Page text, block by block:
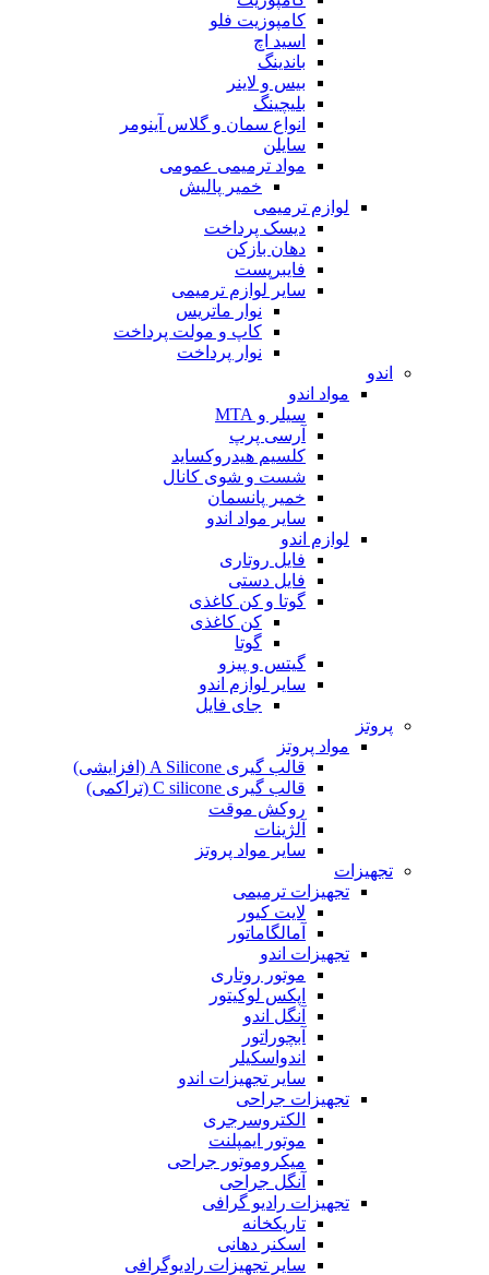
کامپوزیت فلو
اسید اچ
باندینگ
بیس و لاینر
بلیچینگ
انواع سمان و گلاس آینومر
سایلن
مواد ترمیمی عمومی
خمیر پالیش
لوازم ترمیمی
دیسک پرداخت
دهان بازکن
فایبرپست
سایر لوازم ترمیمی
نوار ماتریس
کاپ و مولت پرداخت
نوار پرداخت
اندو
مواد اندو
سیلر و MTA
آرسی پرپ
کلسیم هیدروکساید
شست و شوی کانال
خمیر پانسمان
سایر مواد اندو
لوازم اندو
فایل روتاری
فایل دستی
گوتا و کن کاغذی
کن کاغذی
گوتا
گیتس و پیزو
سایر لوازم اندو
جای فایل
پروتز
مواد پروتز
قالب گیری A Silicone (افزایشی)
قالب گیری C silicone (تراکمی)
روکش موقت
آلژینات
سایر مواد پروتز
تجهیزات
تجهیزات ترمیمی
لایت کیور
آمالگاماتور
تجهیزات اندو
موتور روتاری
اپکس لوکیتور
آنگل اندو
آبچوراتور
اندواسکیلر
سایر تجهیزات اندو
تجهیزات جراحی
الکتروسرجری
موتور ایمپلنت
میکروموتور جراحی
آنگل جراحی
تجهیزات رادیو گرافی
تاریکخانه
اسکنر دهانی
سایر تجهیزات رادیوگرافی